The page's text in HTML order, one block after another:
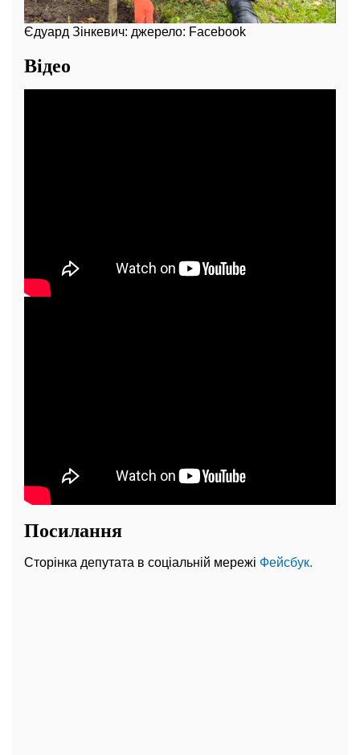
Єдуард Зінкевич: джерело: Facebook
Відео
Посилання
Сторінка депутата в соціальній мережі Фейсбук.